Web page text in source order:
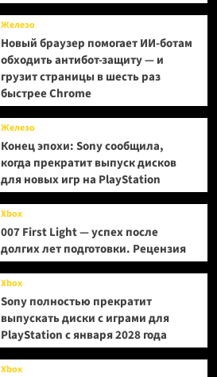
Железо
Новый браузер помогает ИИ-ботам
обходить антибот-защиту — и
грузит страницы в шесть раз
быстрее Chrome
Железо
Конец эпохи: Sony сообщила,
когда прекратит выпуск дисков
для новых игр на PlayStation
Xbox
007 First Light — успех после
долгих лет подготовки. Рецензия
Xbox
Sony полностью прекратит
выпускать диски с играми для
PlayStation с января 2028 года
Xbox